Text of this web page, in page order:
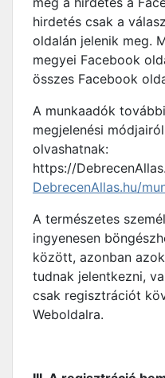
hirdetés csak a
oldalán jelenik meg.
megyei Facebook
összes Facebook
A munkaadók
megjelenési
olvashatnak:
https://
DebrecenAllas.hu/
A természetes
ingyenesen
között, azonban
tudnak jelentkezni,
csak regisztrációt
Weboldalra.